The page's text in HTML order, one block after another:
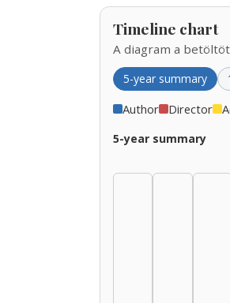
Timeline chart
A diagram a
5-year summary
Author Director
5-year summary